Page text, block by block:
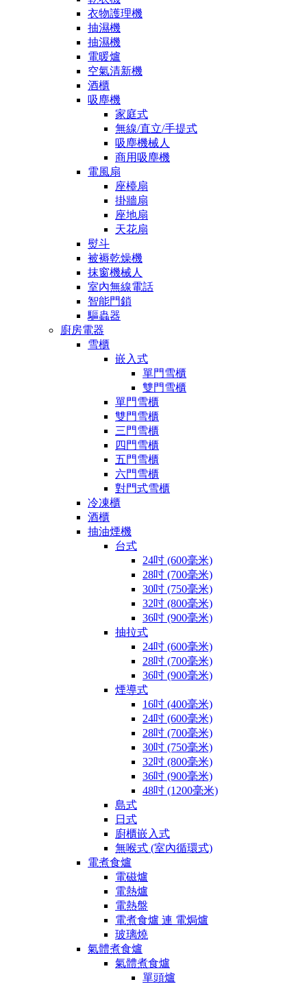
衣物護理機
抽濕機
抽濕機
電暖爐
空氣清新機
酒櫃
吸塵機
家庭式
無線/直立/手提式
吸塵機械人
商用吸塵機
電風扇
座檯扇
掛牆扇
座地扇
天花扇
熨斗
被褥乾燥機
抹窗機械人
室內無線電話
智能門鎖
驅蟲器
廚房電器
雪櫃
嵌入式
單門雪櫃
雙門雪櫃
單門雪櫃
雙門雪櫃
三門雪櫃
四門雪櫃
五門雪櫃
六門雪櫃
對門式雪櫃
冷凍櫃
酒櫃
抽油煙機
台式
24吋 (600毫米)
28吋 (700毫米)
30吋 (750毫米)
32吋 (800毫米)
36吋 (900毫米)
抽拉式
24吋 (600毫米)
28吋 (700毫米)
36吋 (900毫米)
煙導式
16吋 (400毫米)
24吋 (600毫米)
28吋 (700毫米)
30吋 (750毫米)
32吋 (800毫米)
36吋 (900毫米)
48吋 (1200毫米)
島式
日式
廚櫃嵌入式
無喉式 (室內循環式)
電煮食爐
電磁爐
電熱爐
電熱盤
電煮食爐 連 電焗爐
玻璃燒
氣體煮食爐
氣體煮食爐
單頭爐